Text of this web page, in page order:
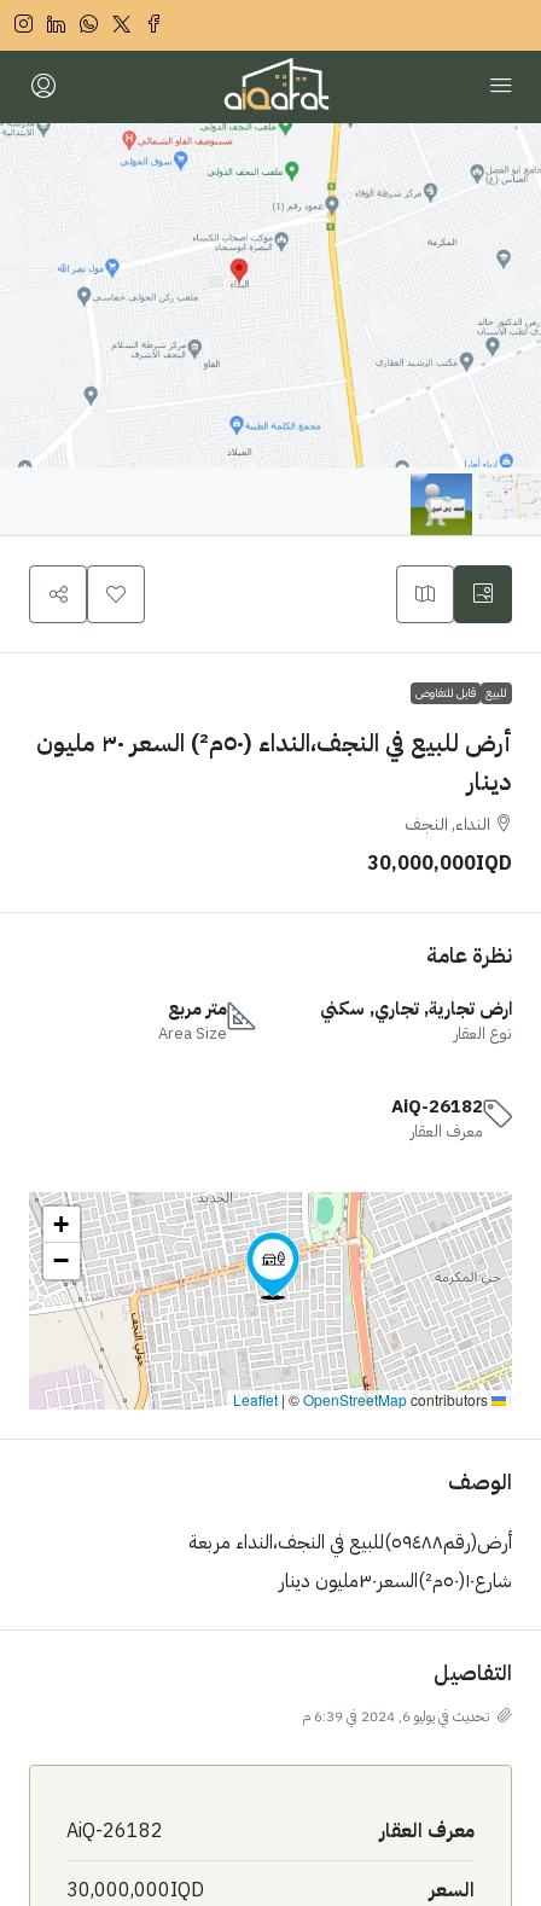
للبيع قابل للتفاوض
أرض للبيع في النجف،النداء (٥٠م²) السعر ٣٠ مليون
دينار
النداء, النجف
30,000,000IQD
نظرة عامة
ارض تجارية, تجاري, سكني
نوع العقار
متر مربع
Area Size
AiQ-26182
معرف العقار
+
−
|©OpenStreetMapcontributors
الوصف
أرض(رقم٥٩٤٨٨)للبيع في النجف،النداء مربعة
شارع١٠(٥٠م²)السعر٣٠مليون دينار
التفاصيل
تحديث في يوليو 6, 2024 في 6:39 م
معرف العقار AiQ-26182
السعر 30,000,000IQD